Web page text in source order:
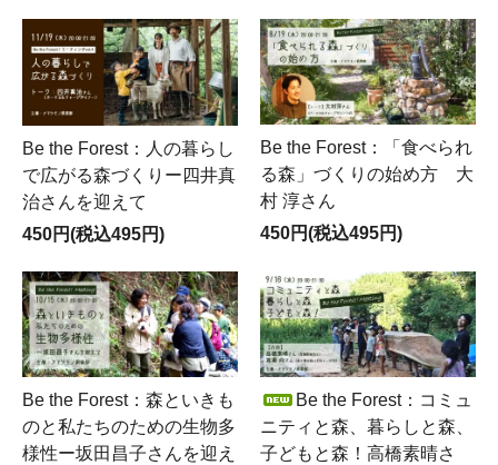
Be the Forest：人の暮らし
で広がる森づくりー四井真
治さんを迎えて
450円(税込495円)
Be the Forest：「食べられ
る森」づくりの始め方 大
村 淳さん
450円(税込495円)
Be the Forest：森といきも
のと私たちのための生物多
様性ー坂田昌子さんを迎え
Be the Forest：コミュ
ニティと森、暮らしと森、
子どもと森！高橋素晴さ